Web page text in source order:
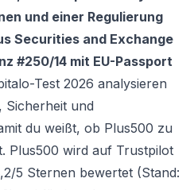
und einer Regulierung
Securities and Exchange
#250/14 mit EU-Passport
Test 2026 analysieren
und
du weißt, ob Plus500 zu
Plus500 wird auf Trustpilot
5 Sternen bewertet (Stand: